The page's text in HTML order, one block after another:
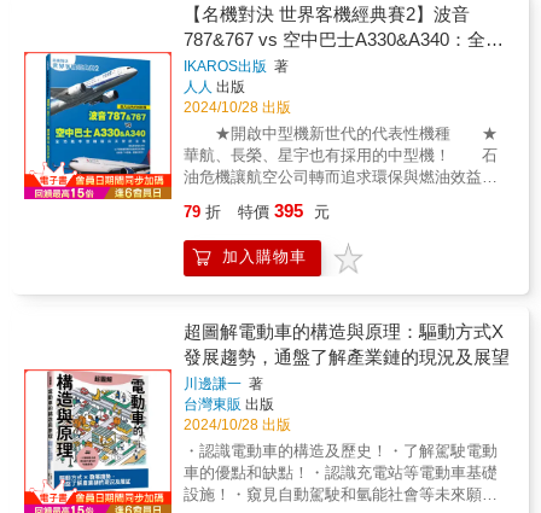
間展開劇烈的市場競爭，證明都是相當傑出的
產品。本書便以知名波音777 跟空中巴士A350
開發背景、各種衍生機型加以解說，並以旗艦
機種的變遷，回顧民航機的發展歷史。
航空業者開啟了新世代，長年暱稱為「巨無霸
客機」，在飛機迷當中擁有高人氣，至今仍備
受喜愛。而在多年後，空中巴士公司致力打造
出的A380，以史上最大客機的寬敞客艙互別苗
頭，在航空公司彈性運用下，不斷創新改革，
甚至將淋浴間、有如私人宅邸般的豪華套房搬
上飛機。可惜這樣擁有四具發動機的巨型飛
機，在石油危機、環保意識逐漸抬頭的情況
下，經濟效益不佳，最後走上停產一途，黯然
落幕。透過本書精彩的機體部分照片，細數巨
中巴士A330&A340──全功能中型機躍升天空的
主角石油危機導致四發動機巨型客機黯然退出
空中市場後，隨後取而代之的就是波音
中型機。波音787夢幻客機採用新的複合材料與
強勁發動機，讓使用效率大幅提升，而波音767
良好的起飛著陸能力，在地方機場也能大顯身
手；空中巴士的A340剛上市時，前景一片看
好，可惜啟用不到20年便停止生產，A330問世
時則僅有零星訂單，但經過改良後，營運成本
大幅降低，從此銷售一路長紅。這兩款相似的
姊妹機皆為波音、空中巴士締造數一數二的佳
【名機對決 世界客機經典賽2】波音
787&767 vs 空中巴士A330&A340：全功
能中型機躍升天空的主角──世界飛機系
列11
IKAROS出版 著
人人 出版
2024/10/28 出版
★開啟中型機新世代的代表性機種 ★
華航、長榮、星宇也有採用的中型機！ 石
油危機讓航空公司轉而追求環保與燃油效益，
後取而代之的就是以波音787&767與空中巴士
A330&A340為代表性的雙發動機中型機，堂堂
成為空中的主角。 過去中型機只能用在國
制，使雙發動機中型機也能投入長程的國際航
線使用。波音787夢幻客機採用新的複合材料與
強勁發動機，讓使用效率大幅提升；波音767良
好的起飛著陸能力，在地方機場也能大顯身
手，成為能靈活運用的全能中型機。767、787
就此業績蒸蒸日上，一躍成為波音的銷售冠
軍。 在空中巴士的發展史上，帶來巨大貢
獻的A330&A340雖然為姊妹機，命運卻大不
同。四發動機A340剛上市時，前景一片看好，
79 折 特價 395 元
加入購物車
超圖解電動車的構造與原理：驅動方式X
發展趨勢，通盤了解產業鏈的現況及展望
川邊謙一 著
台灣東販 出版
2024/10/28 出版
・認識電動車的構造及歷史！・了解駕駛電動
車的優點和缺點！・認識充電站等電動車基礎
設施！・窺見自動駕駛和氫能社會等未來願